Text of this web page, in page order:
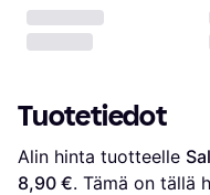
Tuotetiedot
Alin hinta tuotteelle
8,90 €. Tämä on tällä